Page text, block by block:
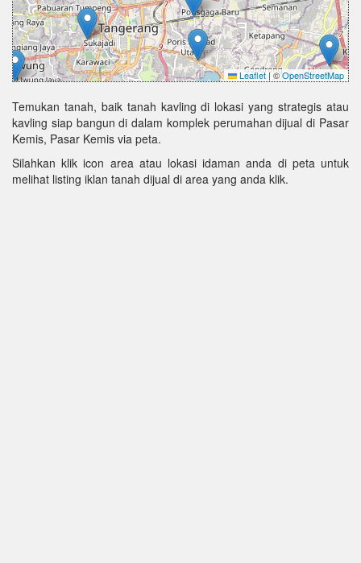
Leaflet|©OpenStreetMap
Temukan tanah, baik tanah kavling di lokasi yang strategis atau
kavling siap bangun di dalam komplek perumahan dijual di Pasar
Kemis, Pasar Kemis via peta.
Silahkan klik icon area atau lokasi idaman anda di peta untuk
melihat listing iklan tanah dijual di area yang anda klik.